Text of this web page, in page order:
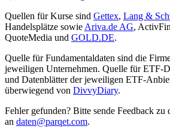
Quellen für Kurse sind Gettex, Lang &
Handelsplätze sowie Ariva.de AG,
QuoteMedia und GOLD.DE.
Quelle für Fundamentaldaten sind die
jeweiligen Unternehmen. Quelle für ETF-
und Datenblätter der jeweiligen ETF-
überwiegend von DivvyDiary.
Fehler gefunden? Bitte sende Feedback zu
an daten@parqet.com.